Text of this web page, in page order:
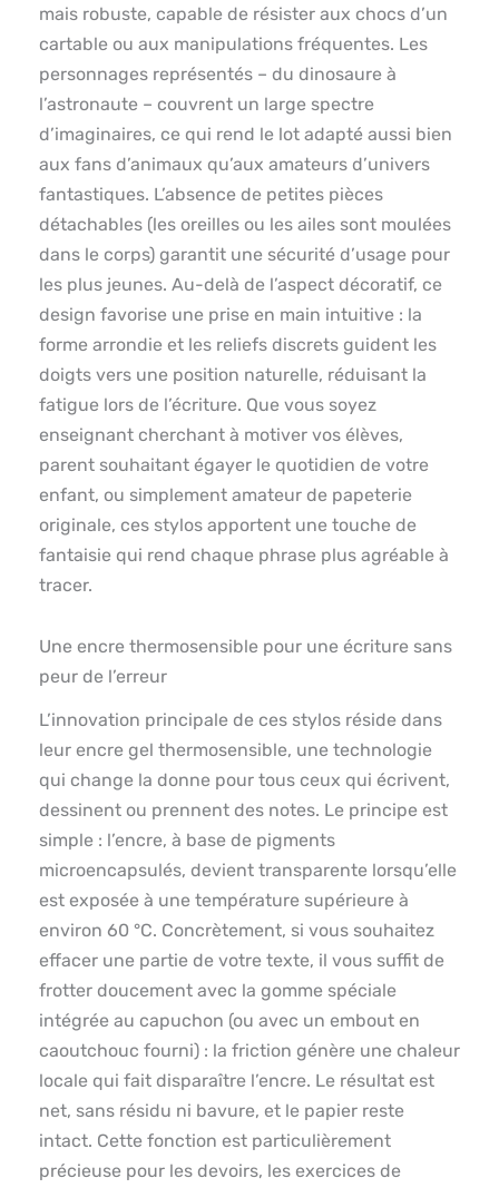
mais robuste, capable de résister aux chocs d’un
cartable ou aux manipulations fréquentes. Les
personnages représentés – du dinosaure à
l’astronaute – couvrent un large spectre
d’imaginaires, ce qui rend le lot adapté aussi bien
aux fans d’animaux qu’aux amateurs d’univers
fantastiques. L’absence de petites pièces
détachables (les oreilles ou les ailes sont moulées
dans le corps) garantit une sécurité d’usage pour
les plus jeunes. Au-delà de l’aspect décoratif, ce
design favorise une prise en main intuitive : la
forme arrondie et les reliefs discrets guident les
doigts vers une position naturelle, réduisant la
fatigue lors de l’écriture. Que vous soyez
enseignant cherchant à motiver vos élèves,
parent souhaitant égayer le quotidien de votre
enfant, ou simplement amateur de papeterie
originale, ces stylos apportent une touche de
fantaisie qui rend chaque phrase plus agréable à
tracer.
Une encre thermosensible pour une écriture sans
peur de l’erreur
L’innovation principale de ces stylos réside dans
leur encre gel thermosensible, une technologie
qui change la donne pour tous ceux qui écrivent,
dessinent ou prennent des notes. Le principe est
simple : l’encre, à base de pigments
microencapsulés, devient transparente lorsqu’elle
est exposée à une température supérieure à
environ 60 °C. Concrètement, si vous souhaitez
effacer une partie de votre texte, il vous suffit de
frotter doucement avec la gomme spéciale
intégrée au capuchon (ou avec un embout en
caoutchouc fourni) : la friction génère une chaleur
locale qui fait disparaître l’encre. Le résultat est
net, sans résidu ni bavure, et le papier reste
intact. Cette fonction est particulièrement
précieuse pour les devoirs, les exercices de